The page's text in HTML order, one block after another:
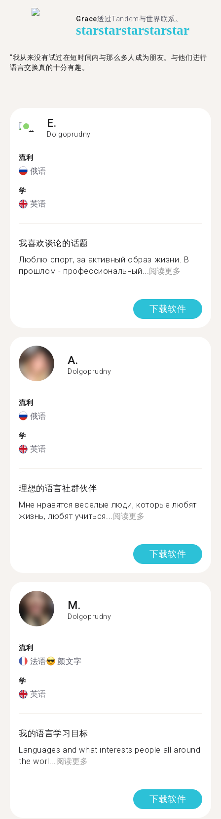
Grace透过Tandem与世界联系。
starstarstarstarstar
"我从来没有试过在短时间内与那么多人成为朋友。与他们进行
语言交换真的十分有趣。"
E.
Dolgoprudny
流利
俄语
学
英语
我喜欢谈论的话题
Люблю спорт, за активный образ жизни. В
прошлом - профессиональный...阅读更多
下载软件
A.
Dolgoprudny
流利
俄语
学
英语
理想的语言社群伙伴
Мне нравятся веселые люди, которые любят
жизнь, любят учиться...阅读更多
下载软件
M.
Dolgoprudny
流利
法语 颜文字
学
英语
我的语言学习目标
Languages and what interests people all around
the worl...阅读更多
下载软件